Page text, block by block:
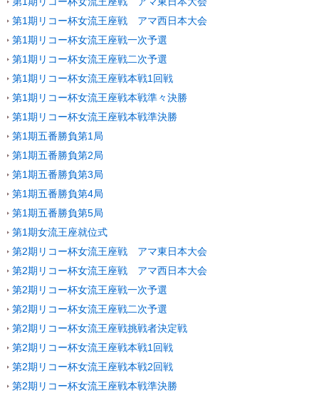
第1期リコー杯女流王座戦 アマ西日本大会
第1期リコー杯女流王座戦一次予選
第1期リコー杯女流王座戦二次予選
第1期リコー杯女流王座戦本戦1回戦
第1期リコー杯女流王座戦本戦準々決勝
第1期リコー杯女流王座戦本戦準決勝
第1期五番勝負第1局
第1期五番勝負第2局
第1期五番勝負第3局
第1期五番勝負第4局
第1期五番勝負第5局
第1期女流王座就位式
第2期リコー杯女流王座戦 アマ東日本大会
第2期リコー杯女流王座戦 アマ西日本大会
第2期リコー杯女流王座戦一次予選
第2期リコー杯女流王座戦二次予選
第2期リコー杯女流王座戦挑戦者決定戦
第2期リコー杯女流王座戦本戦1回戦
第2期リコー杯女流王座戦本戦2回戦
第2期リコー杯女流王座戦本戦準決勝